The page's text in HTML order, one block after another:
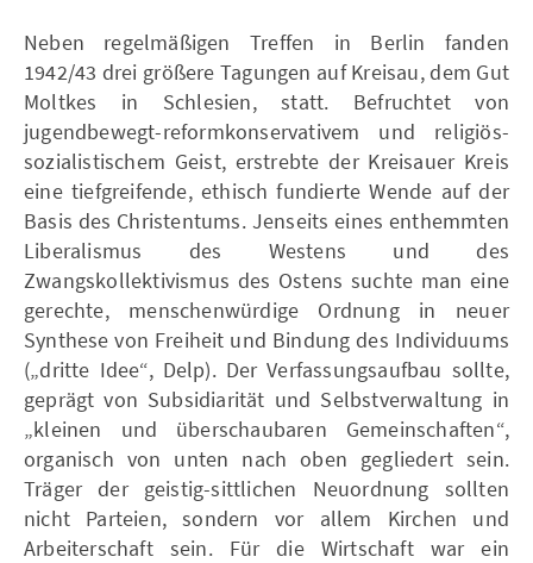
Neben regelmäßigen Treffen in Berlin fanden
1942/43 drei größere Tagungen auf Kreisau, dem Gut
Moltkes in Schlesien, statt. Befruchtet von
jugendbewegt-reformkonservativem und religiös-
sozialistischem Geist, erstrebte der Kreisauer Kreis
eine tiefgreifende, ethisch fundierte Wende auf der
Basis des Christentums. Jenseits eines enthemmten
Liberalismus des Westens und des
Zwangskollektivismus des Ostens suchte man eine
gerechte, menschenwürdige Ordnung in neuer
Synthese von Freiheit und Bindung des Individuums
(„dritte Idee“, Delp). Der Verfassungsaufbau sollte,
geprägt von Subsidiarität und Selbstverwaltung in
„kleinen und überschaubaren Gemeinschaften“,
organisch von unten nach oben gegliedert sein.
Träger der geistig-sittlichen Neuordnung sollten
nicht Parteien, sondern vor allem Kirchen und
Arbeiterschaft sein. Für die Wirtschaft war ein